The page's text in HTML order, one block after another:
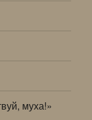
муха!»